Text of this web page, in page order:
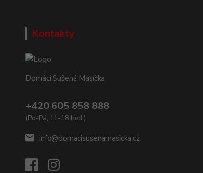
Kontakty
Domácí Sušená Masíčka
+420 605 858 888
(Po-Pá, 11-18 hod.)
info@domacisusenamasicka.cz